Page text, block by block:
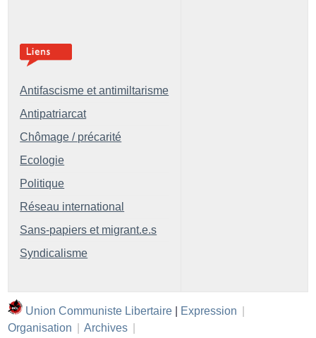
Antifascisme et antimiltarisme
Antipatriarcat
Chômage / précarité
Ecologie
Politique
Réseau international
Sans-papiers et migrant.e.s
Syndicalisme
Union Communiste Libertaire Expression
Organisation
Archives